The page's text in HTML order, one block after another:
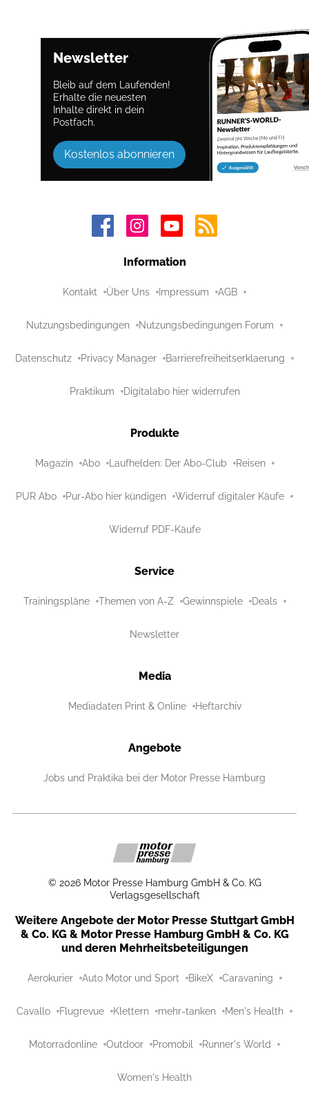
Newsletter
Bleib auf dem Laufenden!
Erhalte die neuesten
Inhalte direkt in dein
Postfach.
Kostenlos abonnieren
Information
Kontakt Über Uns Impressum AGB
Nutzungsbedingungen Nutzungsbedingungen Forum
Datenschutz Privacy Manager Barrierefreiheitserklaerung
Praktikum Digitalabo hier widerrufen
Produkte
Magazin Abo Laufhelden: Der Abo-Club Reisen
PUR Abo Pur-Abo hier kündigen Widerruf digitaler Käufe
Widerruf PDF-Käufe
Service
Trainingspläne Themen von A-Z Gewinnspiele Deals
Newsletter
Media
Mediadaten Print & Online Heftarchiv
Angebote
Jobs und Praktika bei der Motor Presse Hamburg
© 2026 Motor Presse Hamburg GmbH & Co. KG
Verlagsgesellschaft
Weitere Angebote der Motor Presse Stuttgart GmbH
& Co. KG & Motor Presse Hamburg GmbH & Co. KG
und deren Mehrheitsbeteiligungen
Aerokurier Auto Motor und Sport BikeX Caravaning
Cavallo Flugrevue Klettern mehr-tanken Men's Health
Motorradonline Outdoor Promobil Runner's World
Women's Health